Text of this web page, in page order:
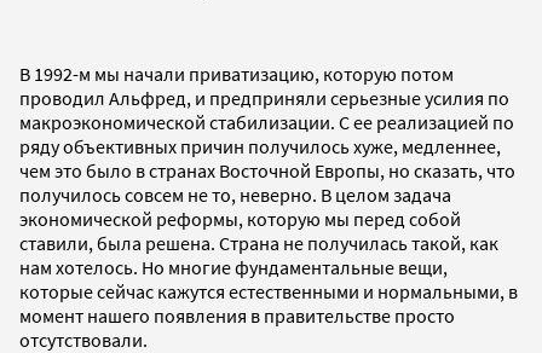
В 1992-м мы начали приватизацию, которую потом
проводил Альфред, и предприняли серьезные усилия по
макроэкономической стабилизации. С ее реализацией по
ряду объективных причин получилось хуже, медленнее,
чем это было в странах Восточной Европы, но сказать, что
получилось совсем не то, неверно. В целом задача
экономической реформы, которую мы перед собой
ставили, была решена. Страна не получилась такой, как
нам хотелось. Но многие фундаментальные вещи,
которые сейчас кажутся естественными и нормальными, в
момент нашего появления в правительстве просто
отсутствовали.